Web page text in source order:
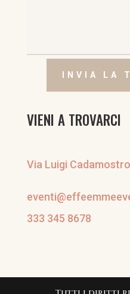
INVIA LA
VIENI A TROVARCI
Via Luigi
333 345 8678